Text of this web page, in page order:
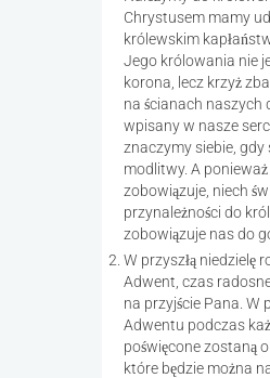
Chrystusem mamy
królewskim
Jego królowania nie
korona, lecz krzyż
na ścianach naszych
wpisany w nasze
znaczymy siebie, gdy
modlitwy. A
zobowiązuje, niech
przynależności do
zobowiązuje nas do
W przyszłą niedzielę
Adwent, czas
na przyjście Pana. W
Adwentu podczas
poświęcone zostaną
które będzie można